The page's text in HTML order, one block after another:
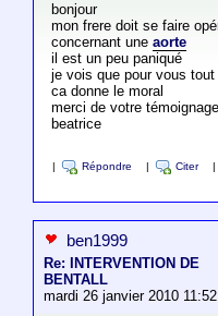
bonjour
mon frere doit se faire
concernant une aorte
il est un peu paniqué
je vois que pour vous tout
ca donne le moral
merci de votre témoignage
beatrice
Répondre Citer
ben1999
Re: INTERVENTION DE
BENTALL
mardi 26 janvier 2010